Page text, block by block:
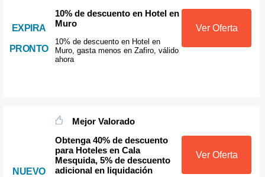
EXPIRA
PRONTO
10% de descuento en Hotel en
Muro
10% de descuento en Hotel en
Muro, gasta menos en Zafiro, válido
ahora
Ver Oferta
NUEVO
Mejor Valorado
Obtenga 40% de descuento
para Hoteles en Cala
Mesquida, 5% de descuento
adicional en liquidación
Ver Oferta